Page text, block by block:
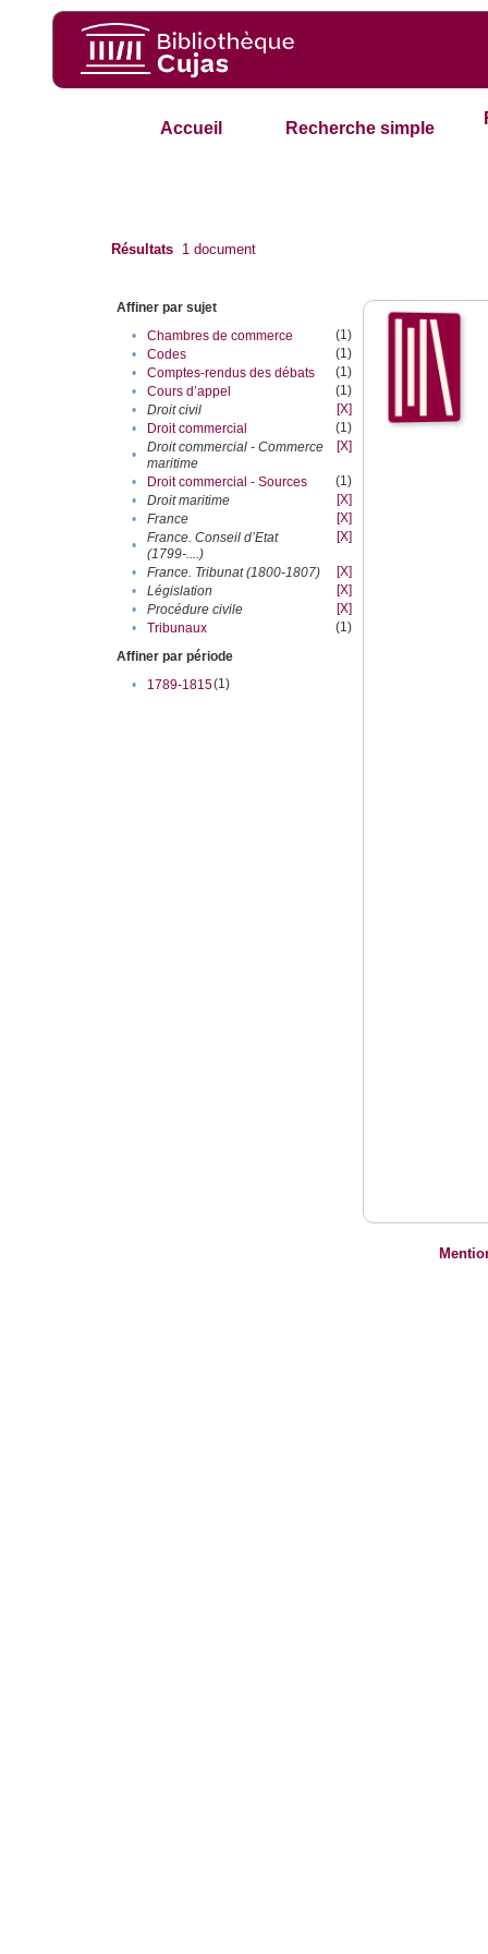
Accueil Recherche simple
Résultats 1 document
Affiner par sujet
•
Chambres de commerce
(1)
•
Codes
(1)
•
Comptes-rendus des débats
(1)
•
Cours d’appel
(1)
•
Droit civil
[X]
•
Droit commercial
(1)
•
Droit commercial - Commerce
maritime
[X]
• Droit commercial - Sources
(1)
•
Droit maritime
[X]
•
France
[X]
•
France. Conseil d’Etat
(1799-....)
[X]
• France. Tribunat (1800-1807)
[X]
•
Législation
[X]
•
Procédure civile
[X]
•
Tribunaux
(1)
Affiner par période
•
1789-1815(1)